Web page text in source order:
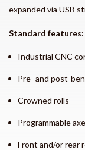
expanded via USB
Standard features:
Industrial CNC
Pre- and post-
Crowned rolls
Programmable
Front and/or rear